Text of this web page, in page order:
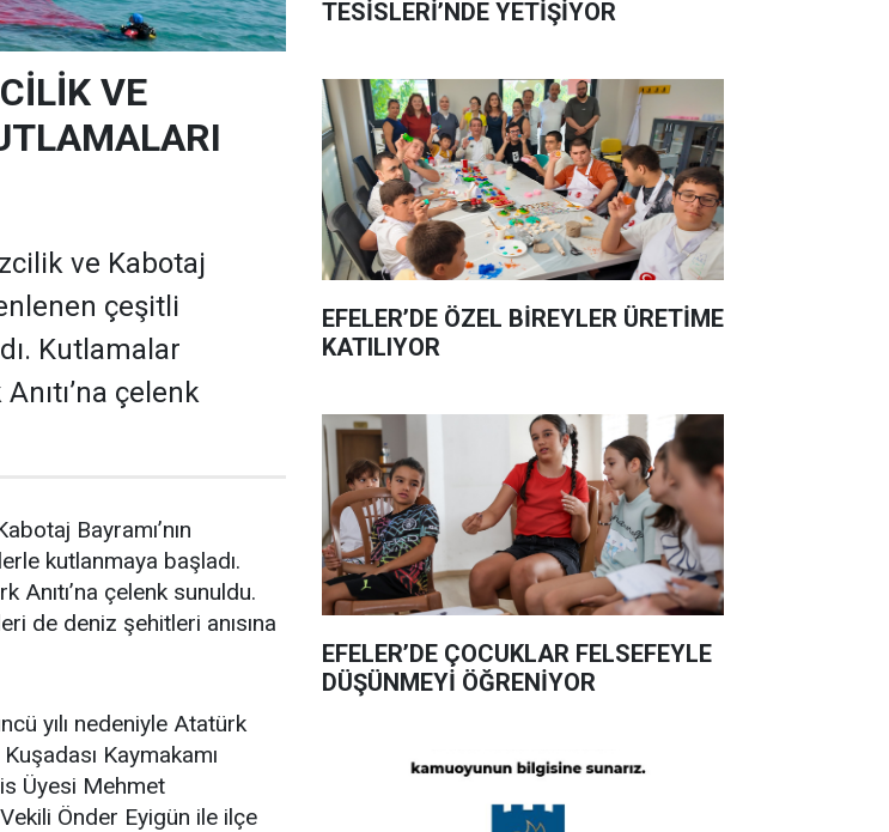
VE
ve Kabotaj
çeşitli
Kutlamalar
çelenk
Bayramı’nın
kutlanmaya başladı.
Anıtı’na çelenk sunuldu.
de deniz şehitleri anısına
yılı nedeniyle Atatürk
Kaymakamı
Üyesi Mehmet
Önder Eyigün ile ilçe
TESİSLERİ’NDE YETİŞİYOR
EFELER’DE ÖZEL BİREYLER ÜRETİME
KATILIYOR
EFELER’DE ÇOCUKLAR FELSEFEYLE
DÜŞÜNMEYİ ÖĞRENİYOR